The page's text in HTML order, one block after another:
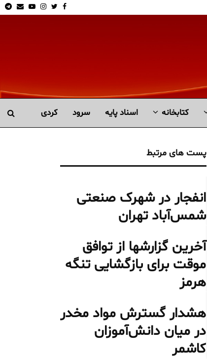
Facebook
Twitter
Instagram
Youtube
Email
کتابخانە اسناد پایه سرود کردی
پست های مرتبط
انفجار در شهرک صنعتی
شمس‌آباد تهران
آخرین گزارشها از توافق
موقت برای بازگشایی تنگه
هرمز
هشدار گسترش مواد مخدر
در میان دانش‌آموزان
کاشمر